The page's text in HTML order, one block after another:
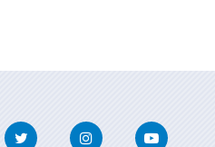
Twitter InstagramYoutube